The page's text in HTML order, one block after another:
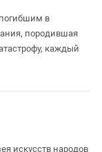
в
породившая
каждый
искусств народов